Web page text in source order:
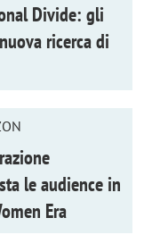
Divide: gli
ricerca di
le audience in
Era